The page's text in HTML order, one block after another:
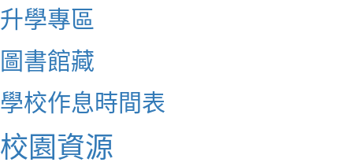
升學專區
圖書館藏
學校作息時間表
校園資源